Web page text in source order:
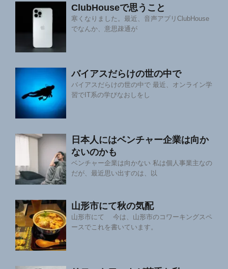
ClubHouseで思うこと
寒くなりました。最近、音声アプリClubHouse
でなんか、意思疎通が
バイアスだらけの世の中で
バイアスだらけの世の中で 最近、オンライン学
習でIT系の学びなおしをし
日本人にはベンチャー企業は向か
ないのかも
ベンチャー企業は向かない 私は個人事業主なの
だが、最近思い出すのは、以
山形市にて秋の気配
山形市にて 今は、山形市のコワーキングスペ
ースでこれを書いています。